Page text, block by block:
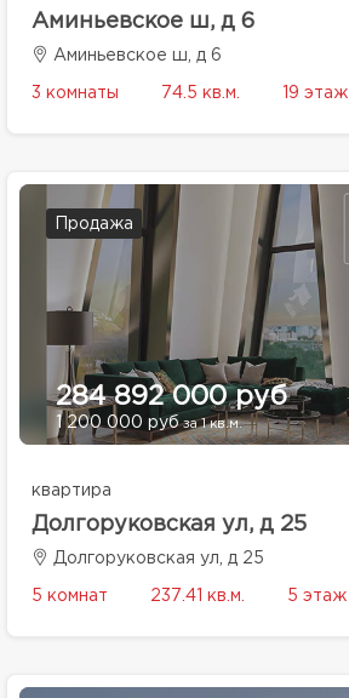
Аминьевское ш, д 6
Аминьевское ш, д 6
3 комнаты 74.5 кв.м. 19 этаж
Продажа
284 892 000 руб
1 200 000 рубза 1 кв.м.
квартира
Долгоруковская ул, д 25
Долгоруковская ул, д 25
5 комнат 237.41 кв.м. 5 этаж